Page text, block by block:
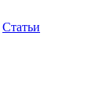
Статьи